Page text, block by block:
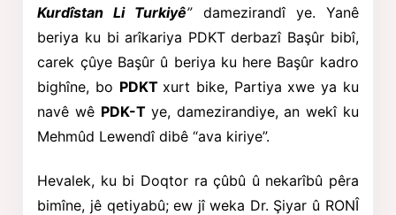
Kurdîstan Li Turkiyê” damezirandî ye. Yanê
beriya ku bi arîkariya PDKT derbazî Başûr bibî,
carek çûye Başûr û beriya ku here Başûr kadro
bighîne, bo PDKT xurt bike, Partiya xwe ya ku
navê wê PDK-Tye, damezirandiye, an wekî ku
Mehmûd Lewendî dibê “ava kiriye”.
Hevalek, ku bi Doqtor ra çûbû û nekarîbû pêra
bimîne, jê qetiyabû; ew jî weka Dr. Şiyar û RONÎ